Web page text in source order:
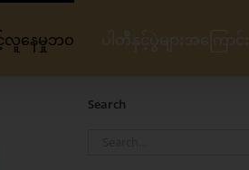
လူနေမှုဘဝ ပါတီနှင့်ပွဲများအကြောင်း
Search